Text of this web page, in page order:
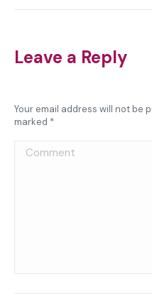
Leave a Reply
Your email address will not be
marked *
Comment